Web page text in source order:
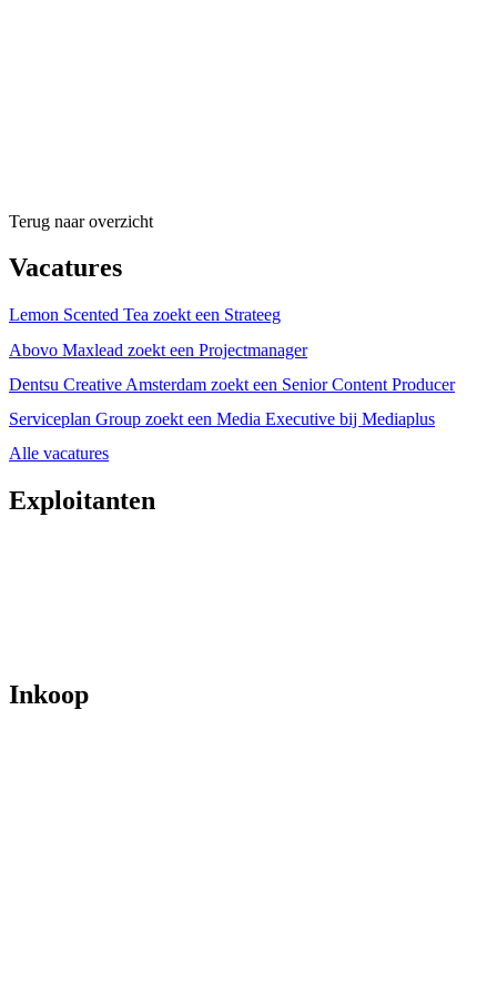
Terug naar overzicht
Vacatures
Lemon Scented Tea zoekt een Strateeg
Abovo Maxlead zoekt een Projectmanager
Dentsu Creative Amsterdam zoekt een Senior Content Producer
Serviceplan Group zoekt een Media Executive bij Mediaplus
Alle vacatures
Exploitanten
Inkoop